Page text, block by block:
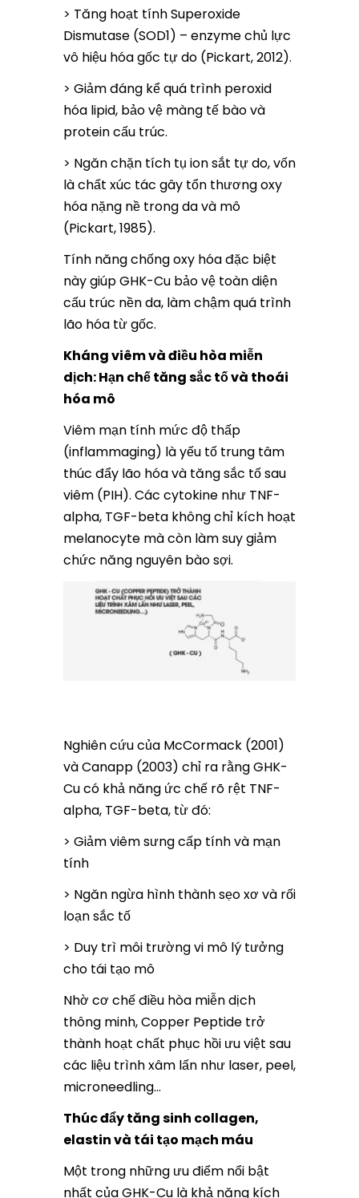
> Tăng hoạt tính Superoxide
Dismutase (SOD1) – enzyme chủ lực
vô hiệu hóa gốc tự do (Pickart, 2012).
> Giảm đáng kể quá trình peroxid
hóa lipid, bảo vệ màng tế bào và
protein cấu trúc.
> Ngăn chặn tích tụ ion sắt tự do, vốn
là chất xúc tác gây tổn thương oxy
hóa nặng nề trong da và mô
(Pickart, 1985).
Tính năng chống oxy hóa đặc biệt
này giúp GHK-Cu bảo vệ toàn diện
cấu trúc nền da, làm chậm quá trình
lão hóa từ gốc.
Kháng viêm và điều hòa miễn
dịch: Hạn chế tăng sắc tố và thoái
hóa mô
Viêm mạn tính mức độ thấp
(inflammaging) là yếu tố trung tâm
thúc đẩy lão hóa và tăng sắc tố sau
viêm (PIH). Các cytokine như TNF-
alpha, TGF-beta không chỉ kích hoạt
melanocyte mà còn làm suy giảm
chức năng nguyên bào sợi.
Nghiên cứu của McCormack (2001)
và Canapp (2003) chỉ ra rằng GHK-
Cu có khả năng ức chế rõ rệt TNF-
alpha, TGF-beta, từ đó:
> Giảm viêm sưng cấp tính và mạn
tính
> Ngăn ngừa hình thành sẹo xơ và rối
loạn sắc tố
> Duy trì môi trường vi mô lý tưởng
cho tái tạo mô
Nhờ cơ chế điều hòa miễn dịch
thông minh, Copper Peptide trở
thành hoạt chất phục hồi ưu việt sau
các liệu trình xâm lấn như laser, peel,
microneedling…
Thúc đẩy tăng sinh collagen,
elastin và tái tạo mạch máu
Một trong những ưu điểm nổi bật
nhất của GHK-Cu là khả năng kích